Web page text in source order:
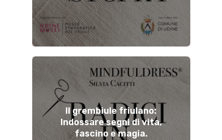
Il grembiule friulano:
Indossare segni di vita,
fascino e magia.